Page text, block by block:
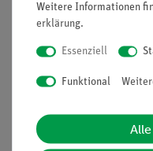
Weitere Informationen
erklärung.
Essenziell
Funktional